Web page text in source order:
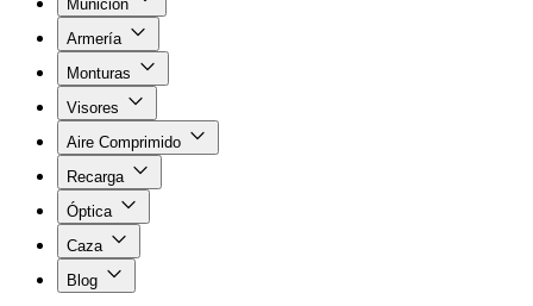
Munición
Armería
Monturas
Visores
Aire Comprimido
Recarga
Óptica
Caza
Blog